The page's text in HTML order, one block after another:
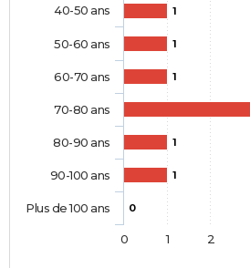
1
1
1
1
1
0
40-50 ans
50-60 ans
60-70 ans
70-80 ans
80-90 ans
90-100 ans
Plus de 100 ans
0 1 2